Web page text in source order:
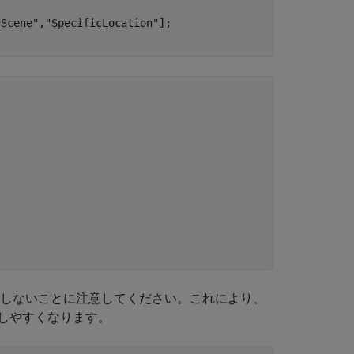
, "SpecificLocation" ];
ないことに注意してください。これにより、
すくなります。